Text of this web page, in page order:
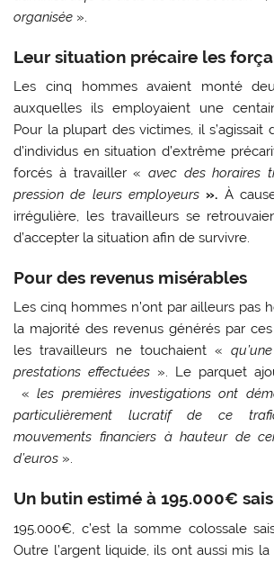
organisée ».
Leur situation précaire les
Les cinq hommes avaient monté
auxquelles ils employaient une
Pour la plupart des victimes, il s’agissait
d’individus en situation d’extrême
forcés à travailler « avec des horaires
pression de leurs employeurs ». À
irrégulière, les travailleurs se
d’accepter la situation afin de survivre.
Pour des revenus misérables
Les cinq hommes n’ont par ailleurs pas
la majorité des revenus générés par
les travailleurs ne touchaient «
prestations effectuées ». Le parquet
«les premières investigations ont
particulièrement lucratif de ce
mouvements financiers à hauteur de
d’euros ».
Un butin estimé à 195.000€
195.000€, c’est la somme colossale
Outre l’argent liquide, ils ont aussi mis